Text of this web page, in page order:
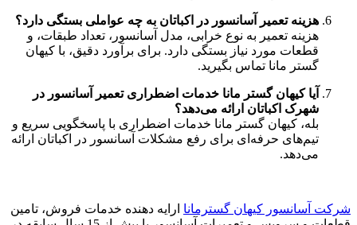
هزینه تعمیر آسانسور در اکباتان به چه عواملی بستگی دارد؟
هزینه تعمیر به نوع خرابی، مدل آسانسور، تعداد طبقات، و
قطعات مورد نیاز بستگی دارد. برای برآورد دقیق، با کیهان
گستر مانا تماس بگیرید.
آیا کیهان گستر مانا خدمات اضطراری تعمیر آسانسور در
شهرک اکباتان ارائه می‌دهد؟
بله، کیهان گستر مانا خدمات اضطراری با پاسخگویی سریع و
تیم‌های حرفه‌ای برای رفع مشکلات آسانسور در اکباتان ارائه
می‌دهد.
شرکت آسانسور کیهان گسترمانا ارایه دهنده خدمات فروش، تامین